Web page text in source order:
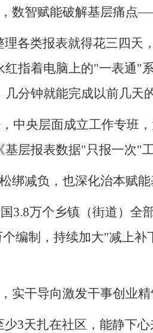
数智赋能破解基层痛点
理各类报表就得花三四天
红指着电脑上的"一表通"
几分钟就能完成以前几天
中央层面成立工作专班
基层报表数据"只报一次"
绑减负，也深化治本赋
3.8万个乡镇（街道）全
个编制，持续加大"减上
实干导向激发干事创业
少3天扎在社区，能静下